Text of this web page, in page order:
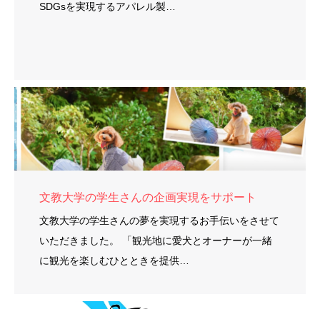
SDGsを実現するアパレル製…
文教大学の学生さんの企画実現をサポート
文教大学の学生さんの夢を実現するお手伝いをさせて
いただきました。 「観光地に愛犬とオーナーが一緒
に観光を楽しむひとときを提供…